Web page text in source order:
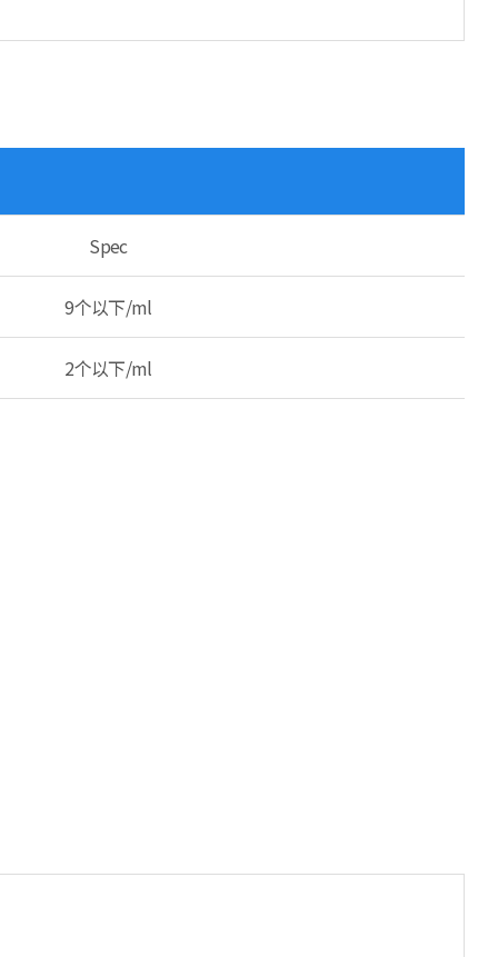
Spec
9个以下/ml
2个以下/ml